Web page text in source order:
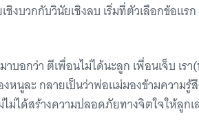
งบวกกับวินัยเชิงลบ เริ่มที่ตัวเลือกข้อแรก
าบอกว่า ตีเพื่อนไม่ได้นะลูก เพื่อนเจ็บ เร
หนูละ กลายเป็นว่าพ่อแม่มองข้ามความ
ม่ได้สร้างความปลอดภัยทางจิตใจให้ลูกเ